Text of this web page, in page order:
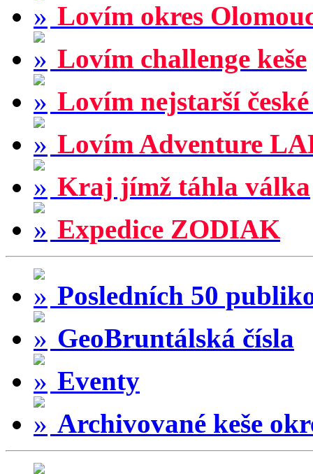
Lovím okres
Lovím challenge keše
Lovím nejstarší české
Lovím Adventure
Kraj jímž táhla válka
Expedice ZODIAK
Posledních 50
GeoBruntálská čísla
Eventy
Archivované keše